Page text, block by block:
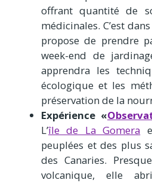
offrant quantité de
médicinales. C’est
propose de prendre
week-end de
apprendra les
écologique et les
préservation de la
Expérience «
L’île de La Gomera
peuplées et des plus
des Canaries.
volcanique, elle